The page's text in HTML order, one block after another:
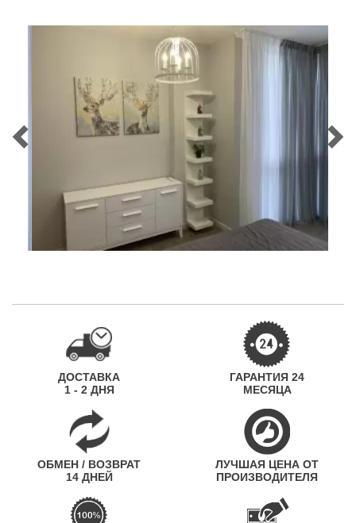
ДОСТАВКА
1 - 2 ДНЯ
ГАРАНТИЯ 24
МЕСЯЦА
ОБМЕН / ВОЗВРАТ
14 ДНЕЙ
ЛУЧШАЯ ЦЕНА ОТ
ПРОИЗВОДИТЕЛЯ